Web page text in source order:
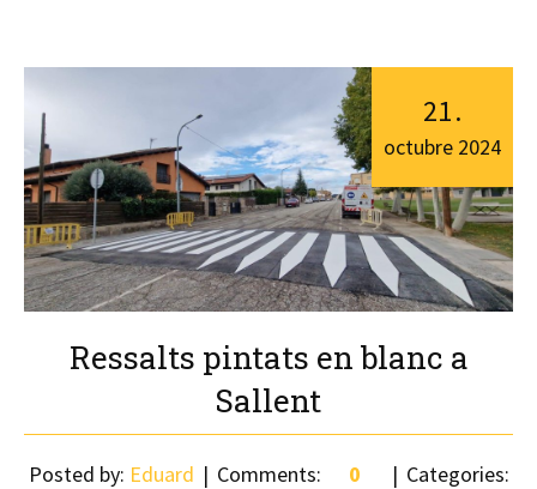
Ressalts pintats en blanc a
Sallent
21.
octubre 2024
Posted by: Eduard Comments: 0
Categories: